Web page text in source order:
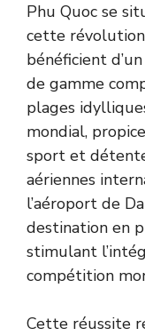
Phu Quoc se
cette
bénéficient
de gamme
plages
mondial,
sport et
aériennes
l’aéroport de
destination en
stimulant
compétition
Cette réussite